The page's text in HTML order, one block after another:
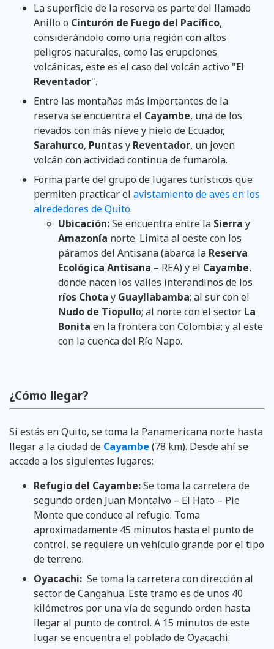
La superficie de la reserva es parte del llamado
Anillo o Cinturón de Fuego del Pacífico,
considerándolo como una región con altos
peligros naturales, como las erupciones
volcánicas, este es el caso del volcán activo "El
Reventador".
Entre las montañas más importantes de la
reserva se encuentra el Cayambe, una de los
nevados con más nieve y hielo de Ecuador,
Sarahurco, Puntasy Reventador, un joven
volcán con actividad continua de fumarola.
Forma parte del grupo de lugares turísticos que
permiten practicar el avistamiento de aves en los
alrededores de Quito.
Ubicación:Se encuentra entre la Sierra y
Amazonía norte. Limita al oeste con los
páramos del Antisana (abarca la Reserva
Ecológica Antisana – REA) y el Cayambe,
donde nacen los valles interandinos de los
ríos Chota y Guayllabamba; al sur con el
Nudo de Tiopullo; al norte con el sector La
Bonita en la frontera con Colombia; y al este
con la cuenca del Río Napo.
¿Cómo llegar?
Si estás en Quito, se toma la Panamericana norte hasta
llegar a la ciudad de Cayambe (78 km). Desde ahí se
accede a los siguientes lugares:
Refugio del Cayambe:Se toma la carretera de
segundo orden Juan Montalvo – El Hato – Pie
Monte que conduce al refugio. Toma
aproximadamente 45 minutos hasta el punto de
control, se requiere un vehículo grande por el tipo
de terreno.
Oyacachi: Se toma la carretera con dirección al
sector de Cangahua. Este tramo es de unos 40
kilómetros por una vía de segundo orden hasta
llegar al punto de control. A 15 minutos de este
lugar se encuentra el poblado de Oyacachi.